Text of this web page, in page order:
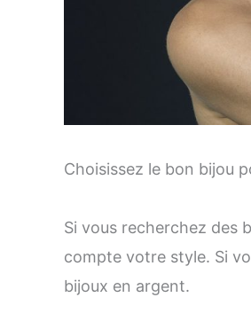
Choisissez le bon bijou
Si vous recherchez des
compte votre style. Si
bijoux en argent.